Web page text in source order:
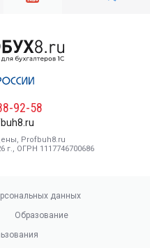
92-58
Profbuh8.ru
ОГРН 1117746700686
данных
Образование